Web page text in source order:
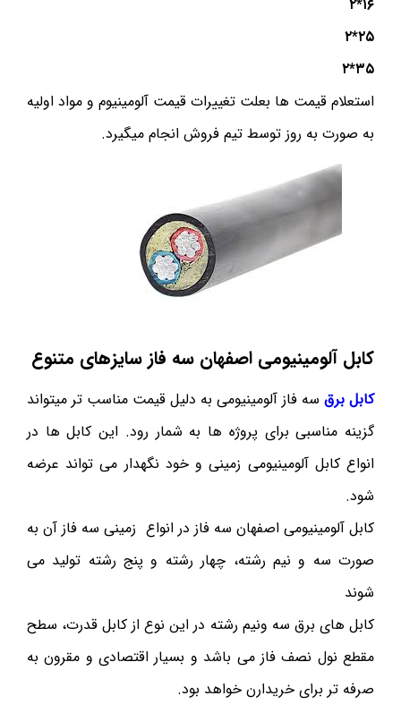
۱۶*۲
۲۵*۲
۳۵*۲
استعلام قیمت ها بعلت تغییرات قیمت آلومینیوم و مواد اولیه
به صورت به روز توسط تیم فروش انجام میگیرد.
کابل آلومینیومی اصفهان سه فاز سایزهای متنوع
کابل برق سه فاز آلومینیومی به دلیل قیمت مناسب تر میتواند
گزینه مناسبی برای پروژه ها به شمار رود. این کابل ها در
انواع کابل آلومینیومی زمینی و خود نگهدار می تواند عرضه
شود.
کابل آلومینیومی اصفهان سه فاز در انواع زمینی سه فاز آن به
صورت سه و نیم رشته، چهار رشته و پنج رشته تولید می
شوند
کابل های برق سه ونیم رشته در این نوع از کابل قدرت، سطح
مقطع نول نصف فاز می باشد و بسیار اقتصادی و مقرون به
صرفه تر برای خریدارن خواهد بود.